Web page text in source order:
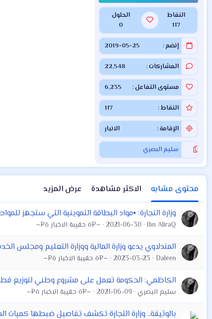
النقاط
117
الحلول
0
إنضم 2019-05-25
المشاركات 22,548
مستوى التفاعل 6,235
النقاط 117
الإقامة الانبار
سليم البصري
محتوى مشابه الاكثر مشاهدة
عرض المزيد
وزارة التجارة: ▪️مواد البطاقة التموينية التي ستجهز للمواطنين
Ibn AliraQ
2021-06-30 ~¤ô حقيبة الاخبار ô¤~
المندلاوي يدعو وزارة المالية ووزارة التعليم ومجلس
Daleen
2023-03-23 ~¤ô حقيبة الاخبار ô¤~
الكاظمي: الحكومة تعمل على مشروع وطني لتوزيع
سليم البصري 2021-06-09 ~¤ô حقيبة الاخبار ô¤~
بالوثيقة.. وزارة التجارة تكشف تفاصيل ضبطها كميات